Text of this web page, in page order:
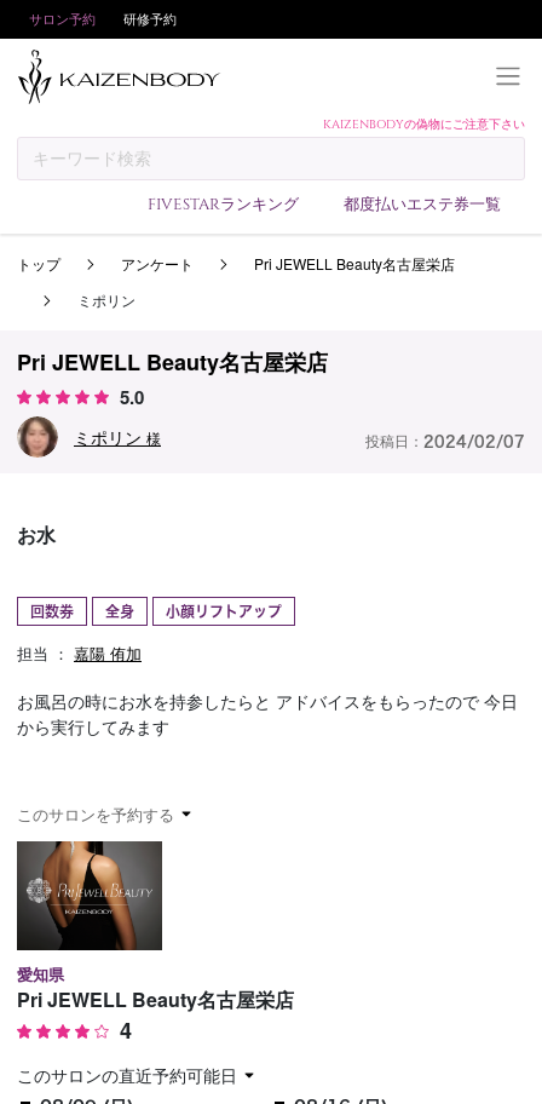
サロン予約 研修予約
KAIZENBODYの偽物にご注意下さい
FIVESTARランキング 都度払いエステ券一覧
予約方法
サロンランキング
アンケート
トップ アンケート
Pri JEWELL Beauty名古屋栄店
ミポリン
Pri JEWELL Beauty名古屋栄店
5.0
ミポリン 様 投稿日： 2024/02/07
お水
回数券 全身 小顔リフトアップ
担当 ： 嘉陽 侑加
お風呂の時にお水を持参したらと アドバイスをもらったので 今日
から実行してみます
このサロンを予約する
愛知県
Pri JEWELL Beauty名古屋栄店
4
このサロンの直近予約可能日